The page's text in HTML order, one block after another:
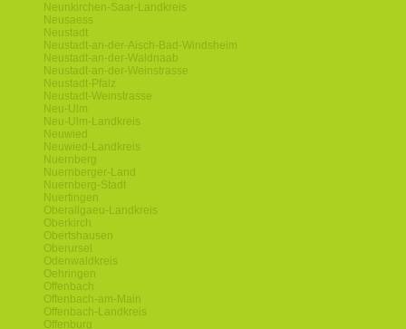
Neunkirchen-Saar-Landkreis
Neusaess
Neustadt
Neustadt-an-der-Aisch-Bad-Windsheim
Neustadt-an-der-Waldnaab
Neustadt-an-der-Weinstrasse
Neustadt-Pfalz
Neustadt-Weinstrasse
Neu-Ulm
Neu-Ulm-Landkreis
Neuwied
Neuwied-Landkreis
Nuernberg
Nuernberger-Land
Nuernberg-Stadt
Nuertingen
Oberallgaeu-Landkreis
Oberkirch
Obertshausen
Oberursel
Odenwaldkreis
Oehringen
Offenbach
Offenbach-am-Main
Offenbach-Landkreis
Offenburg